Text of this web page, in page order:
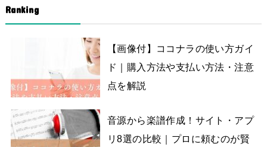
Ranking
【画像付】ココナラの使い方ガイ
ド｜購入方法や支払い方法・注意
点を解説
音源から楽譜作成！サイト・アプ
リ8選の比較｜プロに頼むのが賢